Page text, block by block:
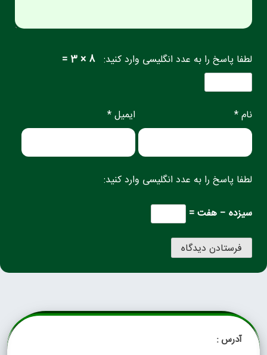
لطفا پاسخ را به عدد انگلیسی وارد کنید: 8 × 3 =
نام * ایمیل *
لطفا پاسخ را به عدد انگلیسی وارد کنید:
سیزده − هفت =
آدرس :